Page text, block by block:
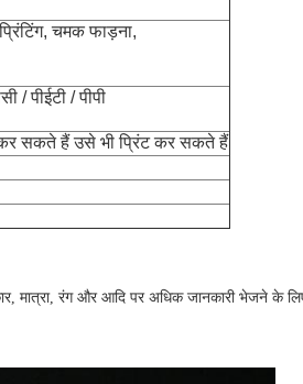
चमक फाड़ना,
/ पीईटी / पीपी
सकते हैं उसे भी प्रिंट कर सकते हैं
रंग और आदि पर अधिक जानकारी भेजने के